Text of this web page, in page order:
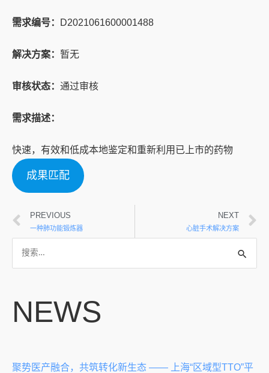
需求编号： D2021061600001488
解决方案： 暂无
审核状态： 通过审核
需求描述：
快速，有效和低成本地鉴定和重新利用已上市的药物
成果匹配
PREVIOUS
一种肺功能锻炼器
NEXT
心脏手术解决方案
NEWS
聚势医产融合，共筑转化新生态 —— 上海“区域型TTO”平